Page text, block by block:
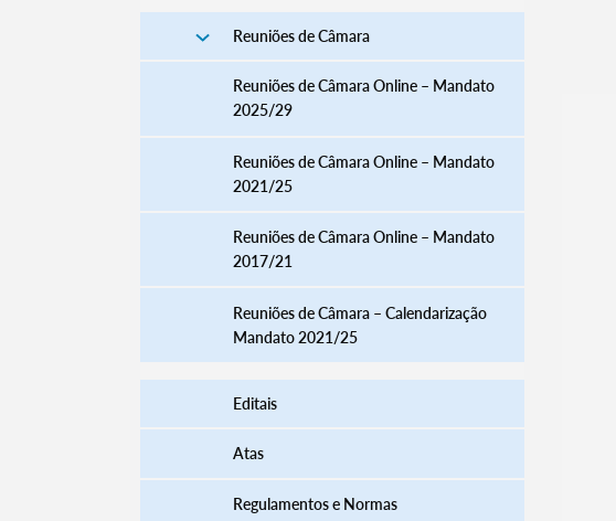
Reuniões de Câmara
Reuniões de Câmara Online – Mandato
2025/29
Reuniões de Câmara Online – Mandato
2021/25
Reuniões de Câmara Online – Mandato
2017/21
Reuniões de Câmara – Calendarização
Mandato 2021/25
Editais
Atas
Regulamentos e Normas